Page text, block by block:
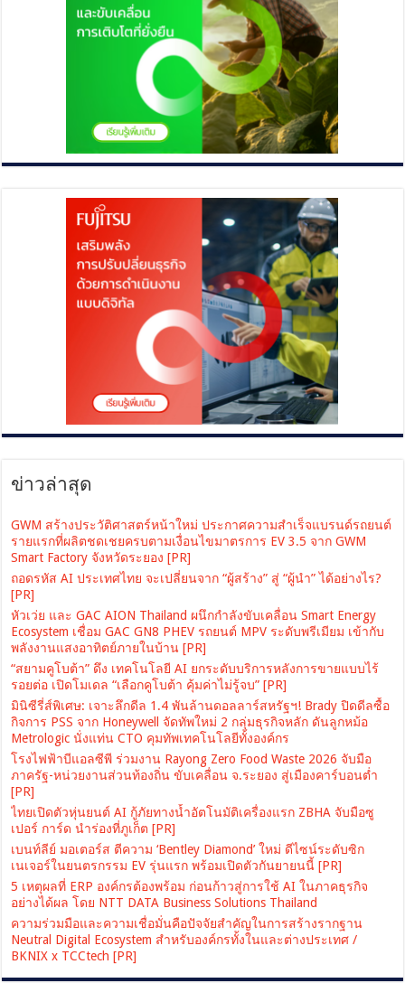
ข่าวล่าสุด
GWM สร้างประวัติศาสตร์หน้าใหม่ ประกาศความสำเร็จแบรนด์รถยนต์
รายแรกที่ผลิตชดเชยครบตามเงื่อนไขมาตรการ EV 3.5 จาก GWM
Smart Factory จังหวัดระยอง [PR]
ถอดรหัส AI ประเทศไทย จะเปลี่ยนจาก “ผู้สร้าง” สู่ “ผู้นำ” ได้อย่างไร?
[PR]
หัวเว่ย และ GAC AION Thailand ผนึกกำลังขับเคลื่อน Smart Energy
Ecosystem เชื่อม GAC GN8 PHEV รถยนต์ MPV ระดับพรีเมียม เข้ากับ
พลังงานแสงอาทิตย์ภายในบ้าน [PR]
“สยามคูโบต้า” ดึง เทคโนโลยี AI ยกระดับบริการหลังการขายแบบไร้
รอยต่อ เปิดโมเดล “เลือกคูโบต้า คุ้มค่าไม่รู้จบ” [PR]
มินิซีรี่ส์พิเศษ: เจาะลึกดีล 1.4 พันล้านดอลลาร์สหรัฐฯ! Brady ปิดดีลซื้อ
กิจการ PSS จาก Honeywell จัดทัพใหม่ 2 กลุ่มธุรกิจหลัก ดันลูกหม้อ
Metrologic นั่งแท่น CTO คุมทัพเทคโนโลยีทั้งองค์กร
โรงไฟฟ้าบีแอลซีพี ร่วมงาน Rayong Zero Food Waste 2026 จับมือ
ภาครัฐ-หน่วยงานส่วนท้องถิ่น ขับเคลื่อน จ.ระยอง สู่เมืองคาร์บอนต่ำ
[PR]
ไทยเปิดตัวหุ่นยนต์ AI กู้ภัยทางน้ำอัตโนมัติเครื่องแรก ZBHA จับมือซู
เปอร์ การ์ด นำร่องที่ภูเก็ต [PR]
เบนท์ลีย์ มอเตอร์ส ตีความ ‘Bentley Diamond’ ใหม่ ดีไซน์ระดับซิก
เนเจอร์ในยนตรกรรม EV รุ่นแรก พร้อมเปิดตัวกันยายนนี้ [PR]
5 เหตุผลที่ ERP องค์กรต้องพร้อม ก่อนก้าวสู่การใช้ AI ในภาคธุรกิจ
อย่างได้ผล โดย NTT DATA Business Solutions Thailand
ความร่วมมือและความเชื่อมั่นคือปัจจัยสำคัญในการสร้างรากฐาน
Neutral Digital Ecosystem สำหรับองค์กรทั้งในและต่างประเทศ /
BKNIX x TCCtech [PR]